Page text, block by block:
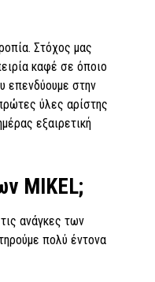
Στόχος μας
καφέ σε όποιο
επενδύουμε στην
ύλες αρίστης
εξαιρετική
MIKEL;
ανάγκες των
πολύ έντονα